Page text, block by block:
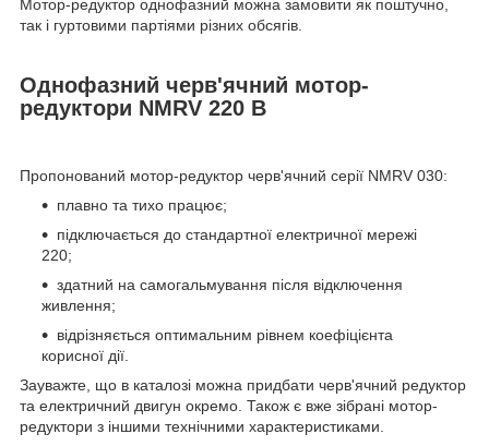
Мотор-редуктор однофазний можна замовити як поштучно,
так і гуртовими партіями різних обсягів.
Однофазний черв'ячний мотор-
редуктори NMRV 220 В
Пропонований мотор-редуктор черв'ячний серії NMRV 030:
плавно та тихо працює;
підключається до стандартної електричної мережі
220;
здатний на самогальмування після відключення
живлення;
відрізняється оптимальним рівнем коефіцієнта
корисної дії.
Зауважте, що в каталозі можна придбати черв'ячний редуктор
та електричний двигун окремо. Також є вже зібрані мотор-
редуктори з іншими технічними характеристиками.